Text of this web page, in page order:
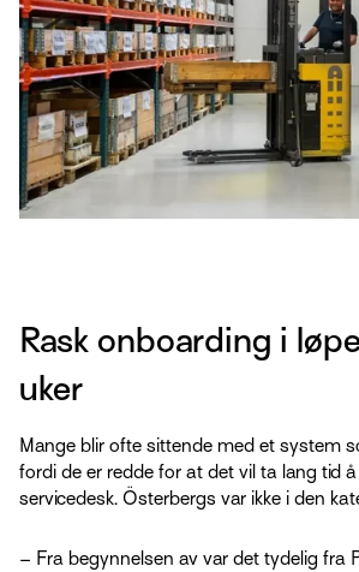
Rask onboarding i
uker
Mange blir ofte sittende med et system
fordi de er redde for at det vil ta lang tid
servicedesk. Österbergs var ikke i den
– Fra begynnelsen av var det tydelig fra